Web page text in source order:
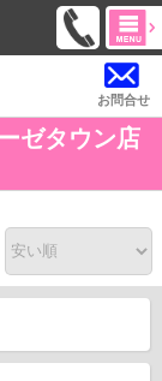
お問合せ
ゼタウン店